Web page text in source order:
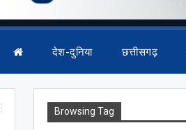
देश-दुनिया छत्तीसगढ़
Browsing Tag